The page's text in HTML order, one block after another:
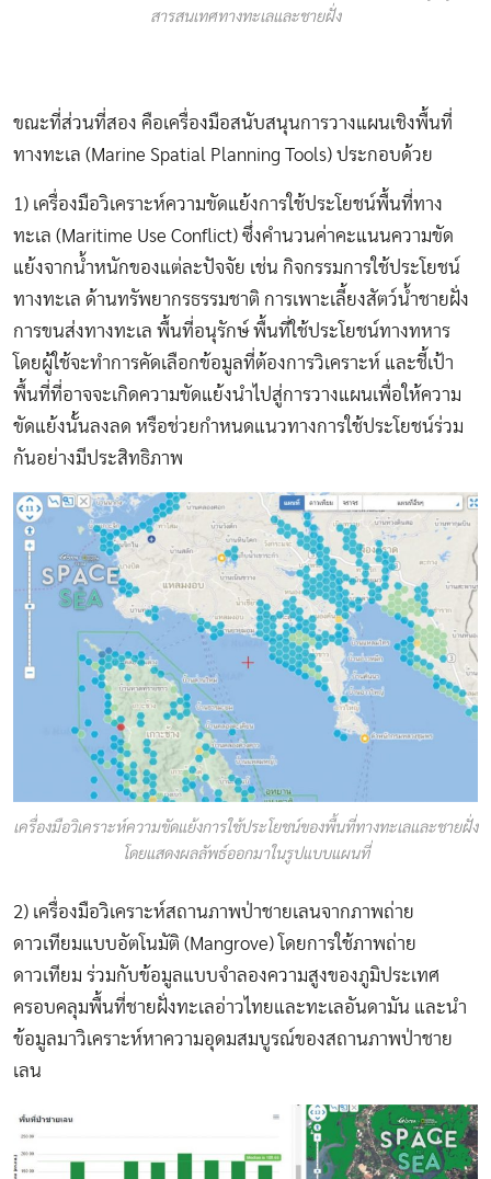
สารสนเทศทางทะเลและชายฝั่ง
ขณะที่ส่วนที่สอง คือเครื่องมือสนับสนุนการวางแผนเชิงพื้นที่
ทางทะเล (Marine Spatial Planning Tools) ประกอบด้วย
1) เครื่องมือวิเคราะห์ความขัดแย้งการใช้ประโยชน์พื้นที่ทาง
ทะเล (Maritime Use Conflict) ซึ่งคำนวนค่าคะแนนความขัด
แย้งจากน้ำหนักของแต่ละปัจจัย เช่น กิจกรรมการใช้ประโยชน์
ทางทะเล ด้านทรัพยากรธรรมชาติ การเพาะเลี้ยงสัตว์น้ำชายฝั่ง
การขนส่งทางทะเล พื้นที่อนุรักษ์ พื้นที่ใช้ประโยชน์ทางทหาร
โดยผู้ใช้จะทำการคัดเลือกข้อมูลที่ต้องการวิเคราะห์ และชี้เป้า
พื้นที่ที่อาจจะเกิดความขัดแย้งนำไปสู่การวางแผนเพื่อให้ความ
ขัดแย้งนั้นลงลด หรือช่วยกำหนดแนวทางการใช้ประโยชน์ร่วม
กันอย่างมีประสิทธิภาพ
เครื่องมือวิเคราะห์ความขัดแย้งการใช้ประโยชน์ของพื้นที่ทางทะเลและชายฝั่ง
โดยแสดงผลลัพธ์ออกมาในรูปแบบแผนที่
2) เครื่องมือวิเคราะห์สถานภาพป่าชายเลนจากภาพถ่าย
ดาวเทียมแบบอัตโนมัติ (Mangrove) โดยการใช้ภาพถ่าย
ดาวเทียม ร่วมกับข้อมูลแบบจำลองความสูงของภูมิประเทศ
ครอบคลุมพื้นที่ชายฝั่งทะเลอ่าวไทยและทะเลอันดามัน และนำ
ข้อมูลมาวิเคราะห์หาความอุดมสมบูรณ์ของสถานภาพป่าชาย
เลน